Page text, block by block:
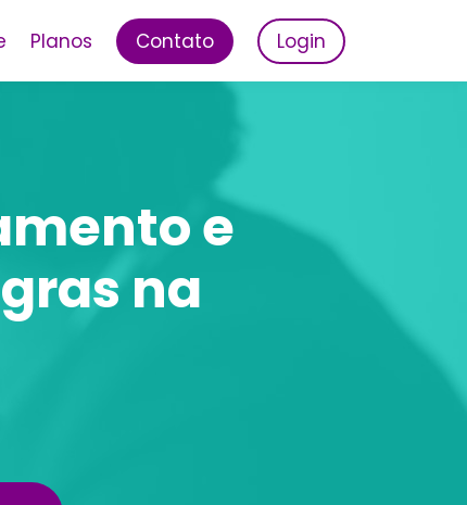
Planos Contato Login
e
na